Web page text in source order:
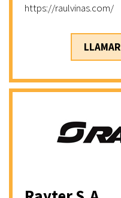
https://raulvinas.com/
LLAMAR